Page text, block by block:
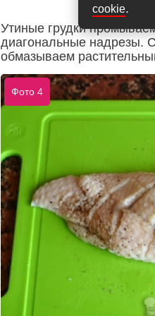
cookie.
Утиные грудки
диагональные надрезы.
обмазываем
Фото 4